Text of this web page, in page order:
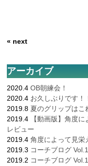
« next
アーカイブ
2020.4 OB朝練会！
2020.4 お久しぶりです！
2019.8 夏のグリップはこ
2019.4
【動画版】角度
レビュー
2019.4 角度によって見栄
2019.3 コーチブログ
2019.2 コーチブログ